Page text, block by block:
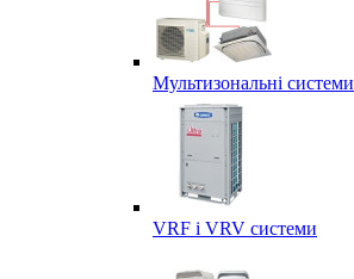
Мультизональні системи
VRF і VRV системи